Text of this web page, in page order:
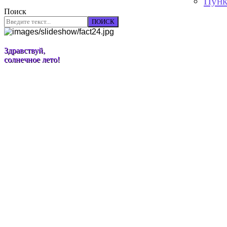
Поиск
ПОИСК
Здравствуй,
солнечное лето!